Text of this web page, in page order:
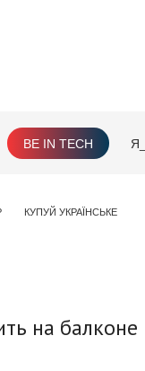
BE IN TECH
КУПУЙ УКРАЇНСЬКЕ
на балконе